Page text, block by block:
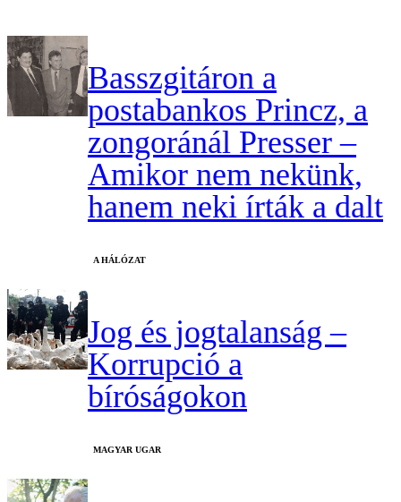
Basszgitáron a
postabankos Princz, a
zongoránál Presser –
Amikor nem nekünk,
hanem neki írták a dalt
A HÁLÓZAT
Jog és jogtalanság –
Korrupció a
bíróságokon
MAGYAR UGAR